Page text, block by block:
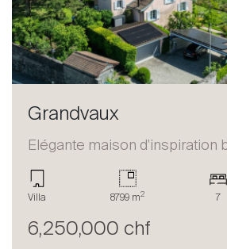
Grandvaux
Villa 8799 m2 7
6,250,000 chf